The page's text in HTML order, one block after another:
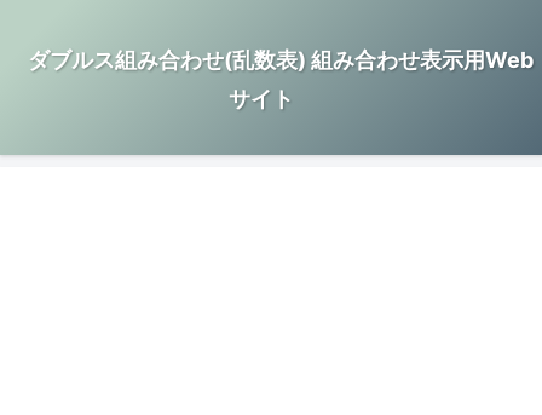
ダブルス組み合わせ(乱数表) 組み合わせ表示用Web
サイト